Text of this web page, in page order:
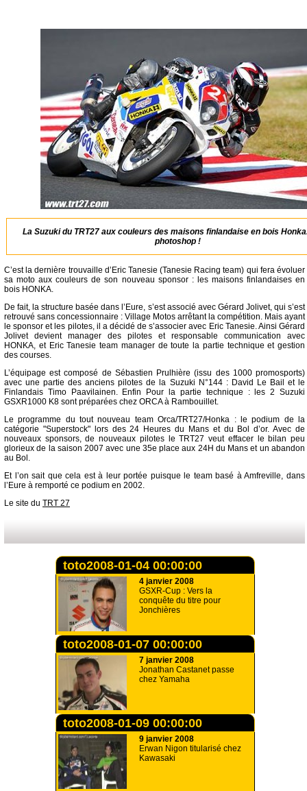
La Suzuki du TRT27 aux couleurs des maisons finlandaise en bois
photoshop !
C’est la dernière trouvaille d’Eric Tanesie (Tanesie Racing team) qui fera évoluer
sa moto aux couleurs de son nouveau sponsor : les maisons finlandaises en
bois HONKA.
De fait, la structure basée dans l’Eure, s’est associé avec Gérard Jolivet, qui s’est
retrouvé sans concessionnaire : Village Motos arrêtant la compétition. Mais ayant
le sponsor et les pilotes, il a décidé de s’associer avec Eric Tanesie. Ainsi Gérard
Jolivet devient manager des pilotes et responsable communication avec
HONKA, et Eric Tanesie team manager de toute la partie technique et gestion
des courses.
L’équipage est composé de Sébastien Prulhière (issu des 1000 promosports)
avec une partie des anciens pilotes de la Suzuki N°144 : David Le Bail et le
Finlandais Timo Paavilainen. Enfin Pour la partie technique : les 2 Suzuki
GSXR1000 K8 sont préparées chez ORCA à Rambouillet.
Le programme du tout nouveau team Orca/TRT27/Honka : le podium de la
catégorie "Superstock" lors des 24 Heures du Mans et du Bol d’or. Avec de
nouveaux sponsors, de nouveaux pilotes le TRT27 veut effacer le bilan peu
glorieux de la saison 2007 avec une 35e place aux 24H du Mans et un abandon
au Bol.
Et l’on sait que cela est à leur portée puisque le team basé à Amfreville, dans
l’Eure à remporté ce podium en 2002.
Le site du TRT 27
toto2008-01-04 00:00:00
4 janvier 2008
GSXR-Cup : Vers la
conquête du titre pour
Jonchières
toto2008-01-07 00:00:00
7 janvier 2008
Jonathan Castanet passe
chez Yamaha
toto2008-01-09 00:00:00
9 janvier 2008
Erwan Nigon titularisé chez
Kawasaki